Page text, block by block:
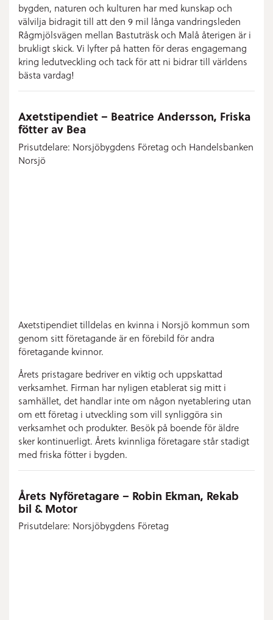
bygden, naturen och kulturen har med kunskap och
välvilja bidragit till att den 9 mil långa vandringsleden
Rågmjölsvägen mellan Bastuträsk och Malå återigen är i
brukligt skick. Vi lyfter på hatten för deras engagemang
kring ledutveckling och tack för att ni bidrar till världens
bästa vardag!
Axetstipendiet – Beatrice Andersson, Friska
fötter av Bea
Prisutdelare: Norsjöbygdens Företag och Handelsbanken
Norsjö
Axetstipendiet tilldelas en kvinna i Norsjö kommun som
genom sitt företagande är en förebild för andra
företagande kvinnor.
Årets pristagare bedriver en viktig och uppskattad
verksamhet. Firman har nyligen etablerat sig mitt i
samhället, det handlar inte om någon nyetablering utan
om ett företag i utveckling som vill synliggöra sin
verksamhet och produkter. Besök på boende för äldre
sker kontinuerligt. Årets kvinnliga företagare står stadigt
med friska fötter i bygden.
Årets Nyföretagare – Robin Ekman, Rekab
bil & Motor
Prisutdelare: Norsjöbygdens Företag